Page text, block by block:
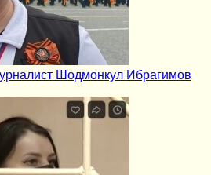
Шодмонкул Ибрагимов